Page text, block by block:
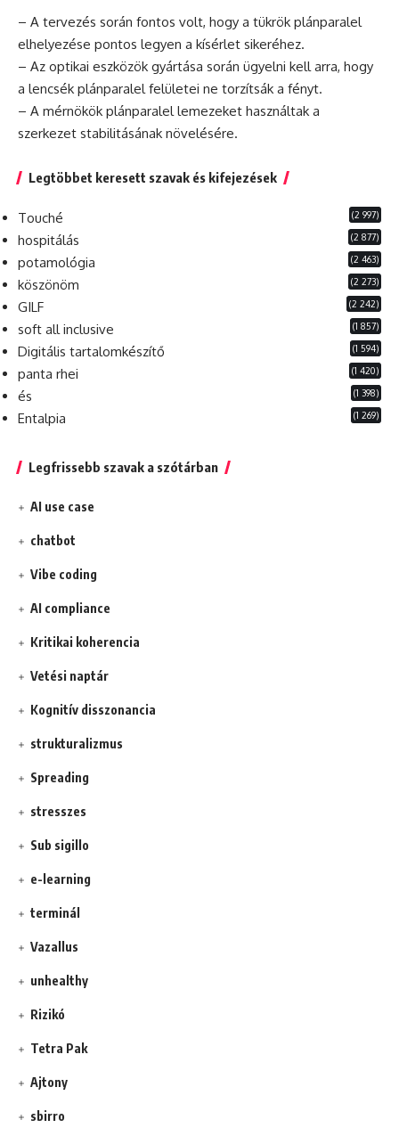
– A tervezés során fontos volt, hogy a tükrök plánparalel
elhelyezése pontos legyen a kísérlet sikeréhez.
– Az optikai eszközök gyártása során ügyelni kell arra, hogy
a lencsék plánparalel felületei ne torzítsák a fényt.
– A mérnökök plánparalel lemezeket használtak a
szerkezet stabilitásának növelésére.
Legtöbbet keresett szavak és kifejezések
Touché (2 997)
hospitálás (2 877)
potamológia (2 463)
köszönöm (2 273)
GILF (2 242)
soft all inclusive (1 857)
Digitális tartalomkészítő (1 594)
panta rhei (1 420)
és (1 398)
Entalpia (1 269)
Legfrissebb szavak a szótárban
AI use case
chatbot
Vibe coding
AI compliance
Kritikai koherencia
Vetési naptár
Kognitív disszonancia
strukturalizmus
Spreading
stresszes
Sub sigillo
e-learning
terminál
Vazallus
unhealthy
Rizikó
Tetra Pak
Ajtony
sbirro